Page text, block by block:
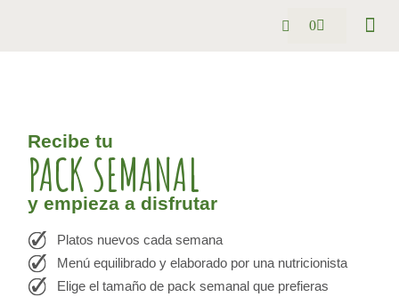
0
Recibe tu
PACK SEMANAL
y empieza a disfrutar
Platos nuevos cada semana
Menú equilibrado y elaborado por una nutricionista
Elige el tamaño de pack semanal que prefieras